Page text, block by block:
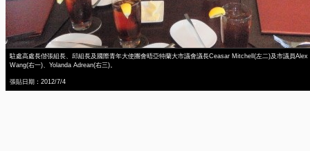
駐處高處長偕張組長、邱組長及國際青年大使團會晤亞特蘭大市議會議長Ceasar Mitchell(左二)及市議員Alex
Wang(右一)、Yolanda Adrean(右三)。
張貼日期：2012/7/4